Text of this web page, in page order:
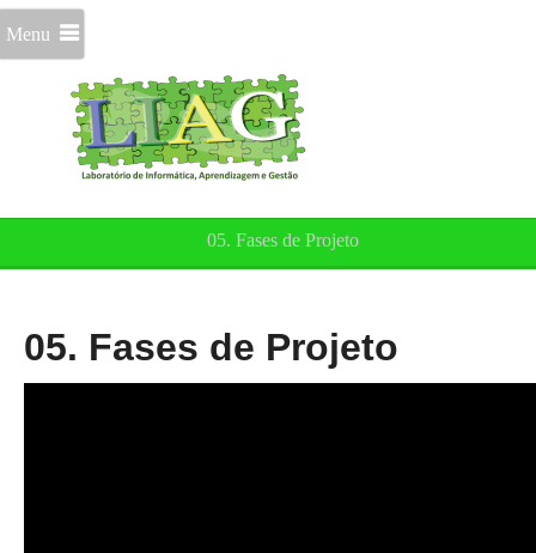
Menu
05. Fases de Projeto
05. Fases de Projeto